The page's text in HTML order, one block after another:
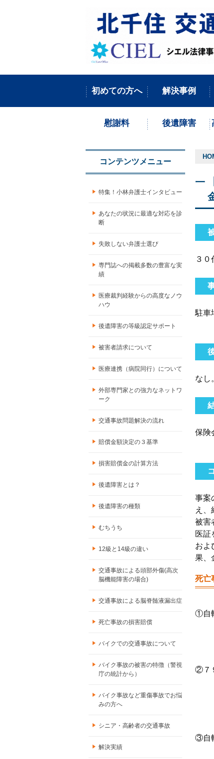
初めての方へ 解決事例
慰謝料 後遺障害
３０
駐車
なし
保険
事案
え、
被害
医
およ
果、
死亡
①自
②７
③自
コンテンツメニュー
特集！小林弁護士インタビュー
あなたの状況に最適な対応を診
断
失敗しない弁護士選び
専門誌への掲載多数の豊富な実
績
医療裁判経験からの高度なノウ
ハウ
後遺障害の等級認定サポート
被害者請求について
医療連携（病院同行）について
外部専門家との強力なネットワ
ーク
交通事故問題解決の流れ
賠償金額決定の３基準
損害賠償金の計算方法
後遺障害とは？
後遺障害の種類
むちうち
12級と14級の違い
交通事故による頭部外傷(高次
脳機能障害の場合)
交通事故による脳脊髄液漏出症
死亡事故の損害賠償
バイクでの交通事故について
バイク事故の被害の特徴（警視
庁の統計から）
バイク事故など重傷事故でお悩
みの方へ
シニア・高齢者の交通事故
解決実績